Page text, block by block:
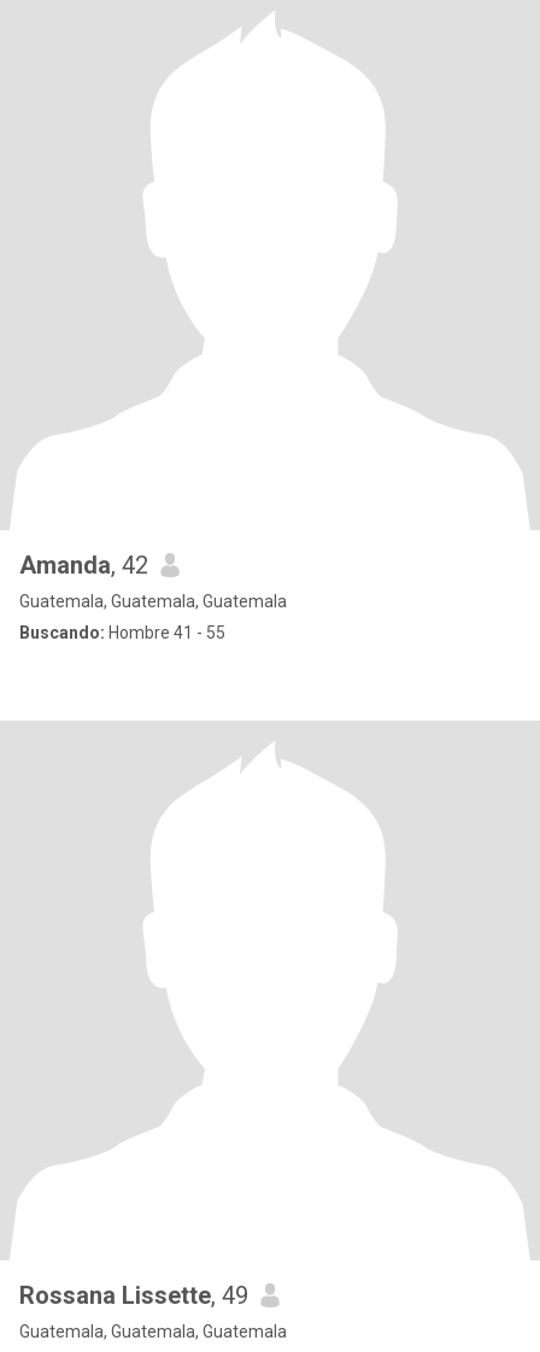
Amanda, 42
Guatemala, Guatemala, Guatemala
Buscando: Hombre 41 - 55
Rossana Lissette, 49
Guatemala, Guatemala, Guatemala